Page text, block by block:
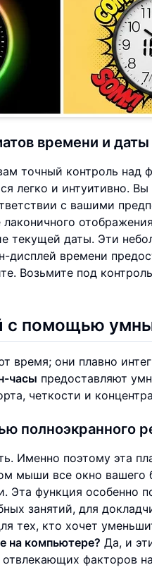
времени и даты
точный контроль над
легко и интуитивно.
с вашими
текущей даты. Эти
дисплей времени
Возьмите под
с помощью
время; они плавно
часы предоставляют
четкости и
полноэкранного
Именно поэтому эта
мыши все окно вашего
функция особенно
занятий, для
тех, кто хочет
на компьютере? Да, и
отвлекающих факторов